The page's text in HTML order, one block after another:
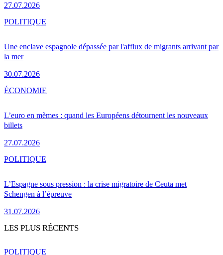
27.07.2026
Une enclave espagnole dépassée par l'afflux de migrants arrivant par
la mer
30.07.2026
POLITIQUE
L’euro en mèmes : quand les Européens détournent les nouveaux
billets
27.07.2026
ÉCONOMIE
L’Espagne sous pression : la crise migratoire de Ceuta met
Schengen à l’épreuve
31.07.2026
POLITIQUE
LES PLUS RÉCENTS
POLITIQUE